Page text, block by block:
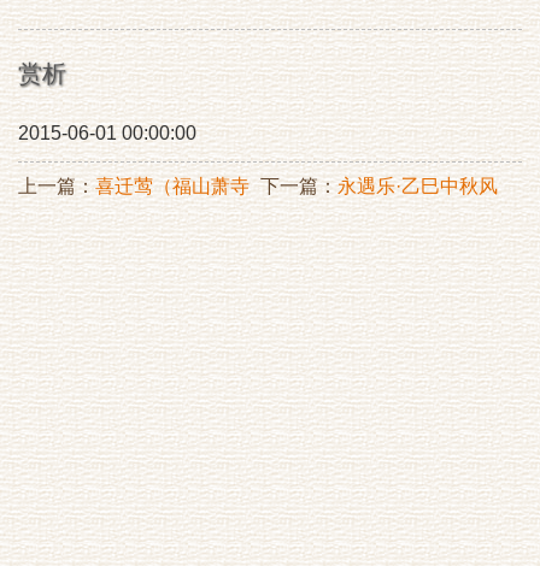
赏析
2015-06-01 00:00:00
上一篇：喜迁莺（福山萧寺
岁除）
下一篇：永遇乐·乙巳中秋风
雨